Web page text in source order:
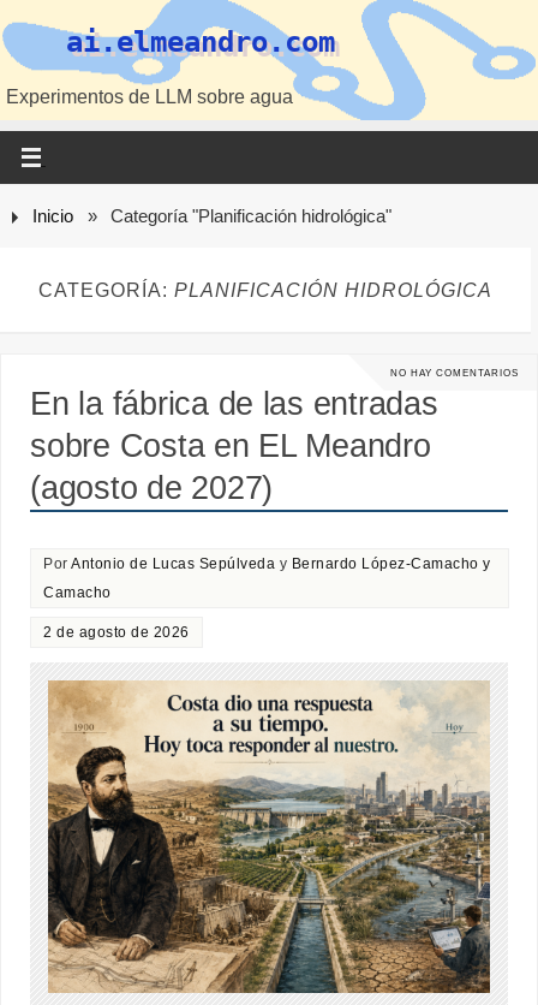
ai.elmeandro.com
Experimentos de LLM sobre agua
Inicio » Categoría "Planificación hidrológica"
CATEGORÍA: PLANIFICACIÓN HIDROLÓGICA
NO HAY COMENTARIOS
En la fábrica de las entradas
sobre Costa en EL Meandro
(agosto de 2027)
PorAntonio de Lucas Sepúlveda y Bernardo López-Camacho y
Camacho
2 de agosto de 2026